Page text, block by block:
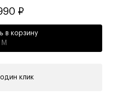
₽
в корзину
M
клик